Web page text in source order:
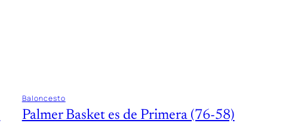
Baloncesto
Palmer Basket es de Primera (76-58)